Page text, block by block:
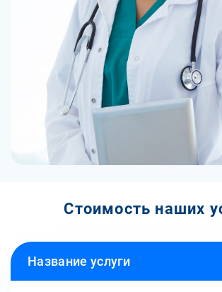
Стоимость наших
Название услуги